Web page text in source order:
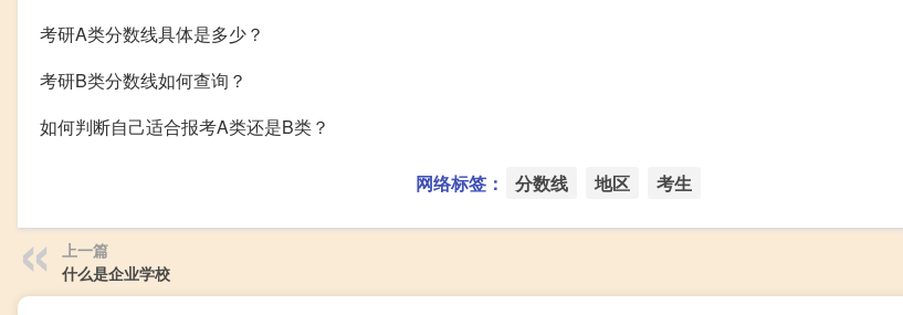
考研A类分数线具体是多少？
考研B类分数线如何查询？
如何判断自己适合报考A类还是B类？
网络标签： 分数线 地区 考生
上一篇
什么是企业学校